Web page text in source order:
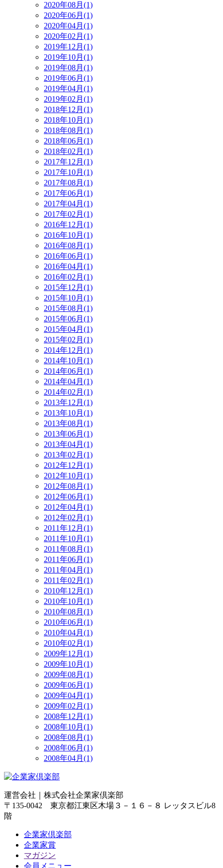
2020年08月(1)
2020年06月(1)
2020年04月(1)
2020年02月(1)
2019年12月(1)
2019年10月(1)
2019年08月(1)
2019年06月(1)
2019年04月(1)
2019年02月(1)
2018年12月(1)
2018年10月(1)
2018年08月(1)
2018年06月(1)
2018年02月(1)
2017年12月(1)
2017年10月(1)
2017年08月(1)
2017年06月(1)
2017年04月(1)
2017年02月(1)
2016年12月(1)
2016年10月(1)
2016年08月(1)
2016年06月(1)
2016年04月(1)
2016年02月(1)
2015年12月(1)
2015年10月(1)
2015年08月(1)
2015年06月(1)
2015年04月(1)
2015年02月(1)
2014年12月(1)
2014年10月(1)
2014年06月(1)
2014年04月(1)
2014年02月(1)
2013年12月(1)
2013年10月(1)
2013年08月(1)
2013年06月(1)
2013年04月(1)
2013年02月(1)
2012年12月(1)
2012年10月(1)
2012年08月(1)
2012年06月(1)
2012年04月(1)
2012年02月(1)
2011年12月(1)
2011年10月(1)
2011年08月(1)
2011年06月(1)
2011年04月(1)
2011年02月(1)
2010年12月(1)
2010年10月(1)
2010年08月(1)
2010年06月(1)
2010年04月(1)
2010年02月(1)
2009年12月(1)
2009年10月(1)
2009年08月(1)
2009年06月(1)
2009年04月(1)
2009年02月(1)
2008年12月(1)
2008年10月(1)
2008年08月(1)
2008年06月(1)
2008年04月(1)
運営会社｜ 株式会社企業家倶楽部
〒135-0042 東京都江東区木場３－１６－８ レッタスビル8
階
企業家倶楽部
企業家賞
マガジン
会員メニュー